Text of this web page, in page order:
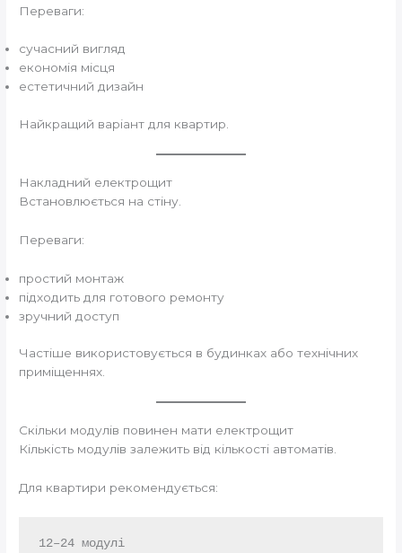
Переваги:
сучасний вигляд
економія місця
естетичний дизайн
Найкращий варіант для квартир.
Накладний електрощит
Встановлюється на стіну.
Переваги:
простий монтаж
підходить для готового ремонту
зручний доступ
Частіше використовується в будинках або технічних
приміщеннях.
Скільки модулів повинен мати електрощит
Кількість модулів залежить від кількості автоматів.
Для квартири рекомендується:
12–24 модулі